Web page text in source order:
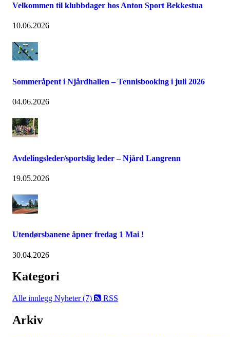
Velkommen til klubbdager hos Anton Sport Bekkestua
10.06.2026
Sommeråpent i Njårdhallen – Tennisbooking i juli 2026
04.06.2026
Avdelingsleder/sportslig leder – Njård Langrenn
19.05.2026
Utendørsbanene åpner fredag 1 Mai !
30.04.2026
Kategori
Alle innlegg Nyheter (7) RSS
Arkiv